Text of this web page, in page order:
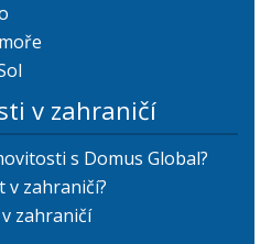
v zahraničí
s Domus Global?
zahraničí?
zahraničí